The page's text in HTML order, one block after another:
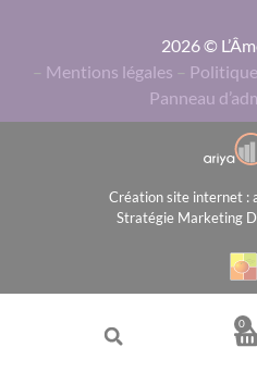
0
2026 ©
– Mentions légales –
Panneau
Création site internet :
Stratégie Marketing